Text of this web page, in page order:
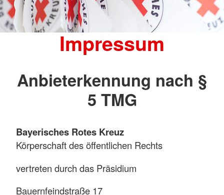
Impressum
Anbieterkennung nach §
5 TMG
Bayerisches Rotes Kreuz
Körperschaft des öffentlichen Rechts
vertreten durch das Präsidium
Bauernfeindstraße 17